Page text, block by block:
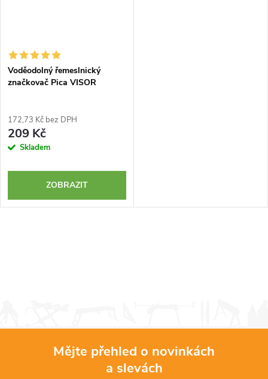
Voděodolný řemeslnický
značkovač Pica VISOR
172,73 Kč bez DPH
209 Kč
Skladem
ZOBRAZIT
Mějte přehled o novinkách
a slevách